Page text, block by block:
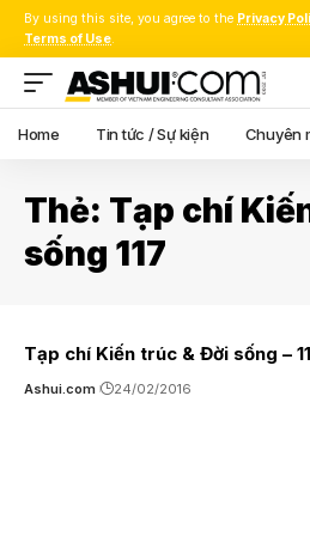
By using this site, you agree to the Privacy
Terms of Use.
Home Tin tức / Sự kiện Chuyên
Thẻ: Tạp chí
sống 117
Tạp chí Kiến trúc & Đời sống –
Ashui.com 24/02/2016